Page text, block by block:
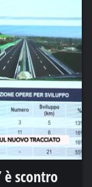
è scontro